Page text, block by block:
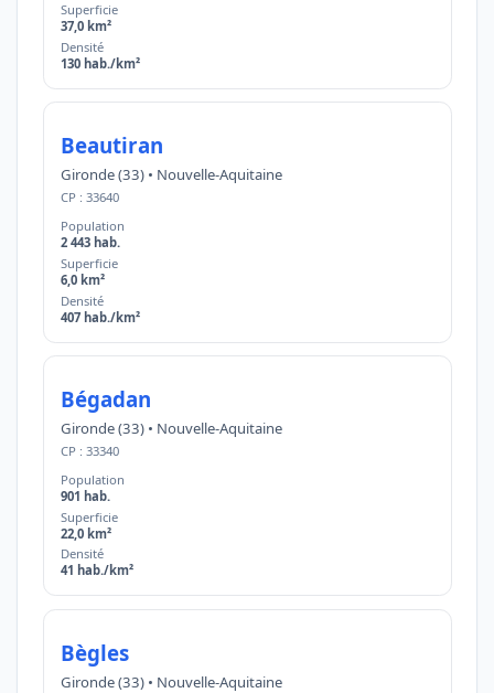
Superficie
37,0 km²
Densité
130 hab./km²
Beautiran
Gironde (33) • Nouvelle-Aquitaine
CP : 33640
Population
2 443 hab.
Superficie
6,0 km²
Densité
407 hab./km²
Bégadan
Gironde (33) • Nouvelle-Aquitaine
CP : 33340
Population
901 hab.
Superficie
22,0 km²
Densité
41 hab./km²
Bègles
Gironde (33) • Nouvelle-Aquitaine